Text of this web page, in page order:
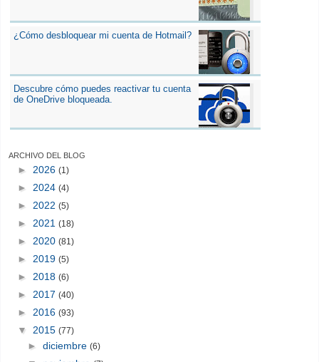
¿Cómo desbloquear mi cuenta de Hotmail?
Descubre cómo puedes reactivar tu cuenta
de OneDrive bloqueada.
ARCHIVO DEL BLOG
► 2026 (1)
► 2024 (4)
► 2022 (5)
► 2021 (18)
► 2020 (81)
► 2019 (5)
► 2018 (6)
► 2017 (40)
► 2016 (93)
▼ 2015 (77)
►diciembre(6)